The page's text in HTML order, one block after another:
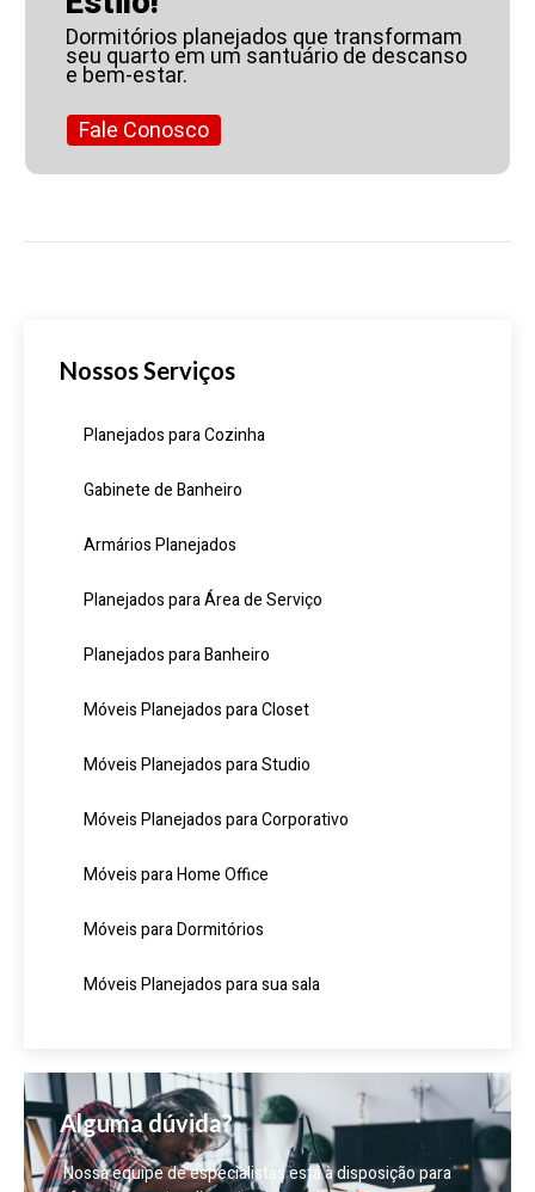
Dormitórios planejados que transformam
seu quarto em um santuário de descanso
e bem-estar.
Fale Conosco
Nossos Serviços
Planejados para Cozinha
Gabinete de Banheiro
Armários Planejados
Planejados para Área de Serviço
Planejados para Banheiro
Móveis Planejados para Closet
Móveis Planejados para Studio
Móveis Planejados para Corporativo
Móveis para Home Office
Móveis para Dormitórios
Móveis Planejados para sua sala
Alguma dúvida?
Nossa equipe de especialistas está à disposição para